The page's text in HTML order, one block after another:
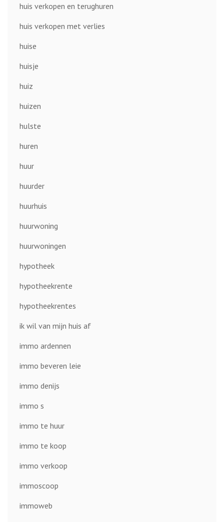
huis verkopen en terughuren
huis verkopen met verlies
huise
huisje
huiz
huizen
hulste
huren
huur
huurder
huurhuis
huurwoning
huurwoningen
hypotheek
hypotheekrente
hypotheekrentes
ik wil van mijn huis af
immo ardennen
immo beveren leie
immo denijs
immo s
immo te huur
immo te koop
immo verkoop
immoscoop
immoweb